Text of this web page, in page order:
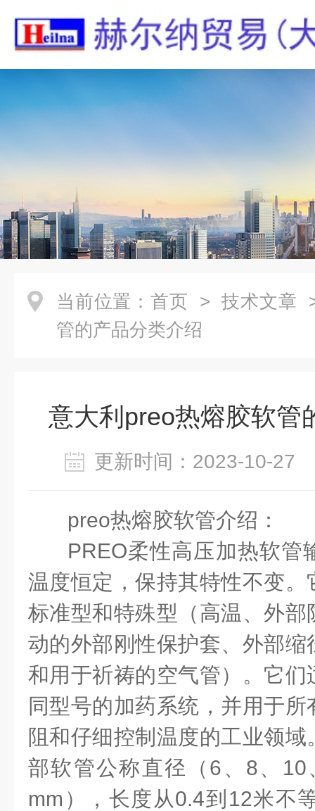
当前位置： 首页 > 技术文章
管的产品分类介绍
意大利preo热熔胶软管
更新时间：2023-10-
preo热熔胶软管介绍：
PREO柔性高压加热软管
温度恒定，保持其特性不变
标准型和特殊型（高温、外
动的外部刚性保护套、外部
和用于祈祷的空气管）。它
同型号的加药系统，并用于
阻和仔细控制温度的工业领
部软管公称直径（ 6 、 8、 10
mm ），长度从0.4到 12米不